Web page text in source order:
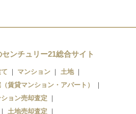
ンチュリー21総合サイト
マンション
土地
賃貸マンション・アパート）
ョン売却査定
土地売却査定